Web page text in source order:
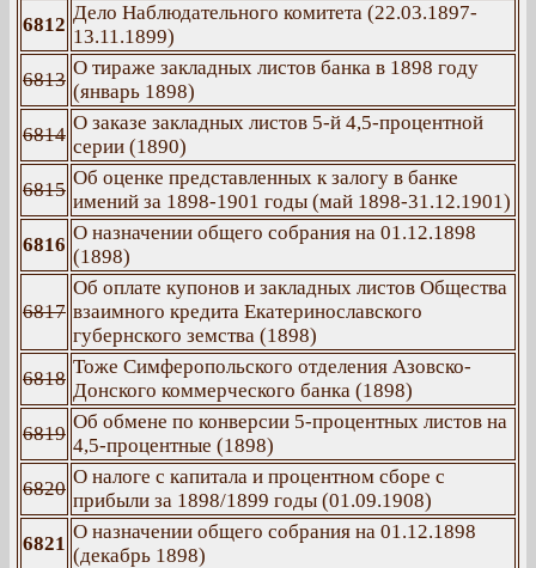
6812
Дело Наблюдательного комитета (22.03.1897-
13.11.1899)
6813
О тираже закладных листов банка в 1898 году
(январь 1898)
6814
О заказе закладных листов 5-й 4,5-процентной
серии (1890)
6815
Об оценке представленных к залогу в банке
имений за 1898-1901 годы (май 1898-31.12.1901)
6816
О назначении общего собрания на 01.12.1898
(1898)
6817
Об оплате купонов и закладных листов Общества
взаимного кредита Екатеринославского
губернского земства (1898)
6818
Тоже Симферопольского отделения Азовско-
Донского коммерческого банка (1898)
6819
Об обмене по конверсии 5-процентных листов на
4,5-процентные (1898)
6820
О налоге с капитала и процентном сборе с
прибыли за 1898/1899 годы (01.09.1908)
6821
О назначении общего собрания на 01.12.1898
(декабрь 1898)